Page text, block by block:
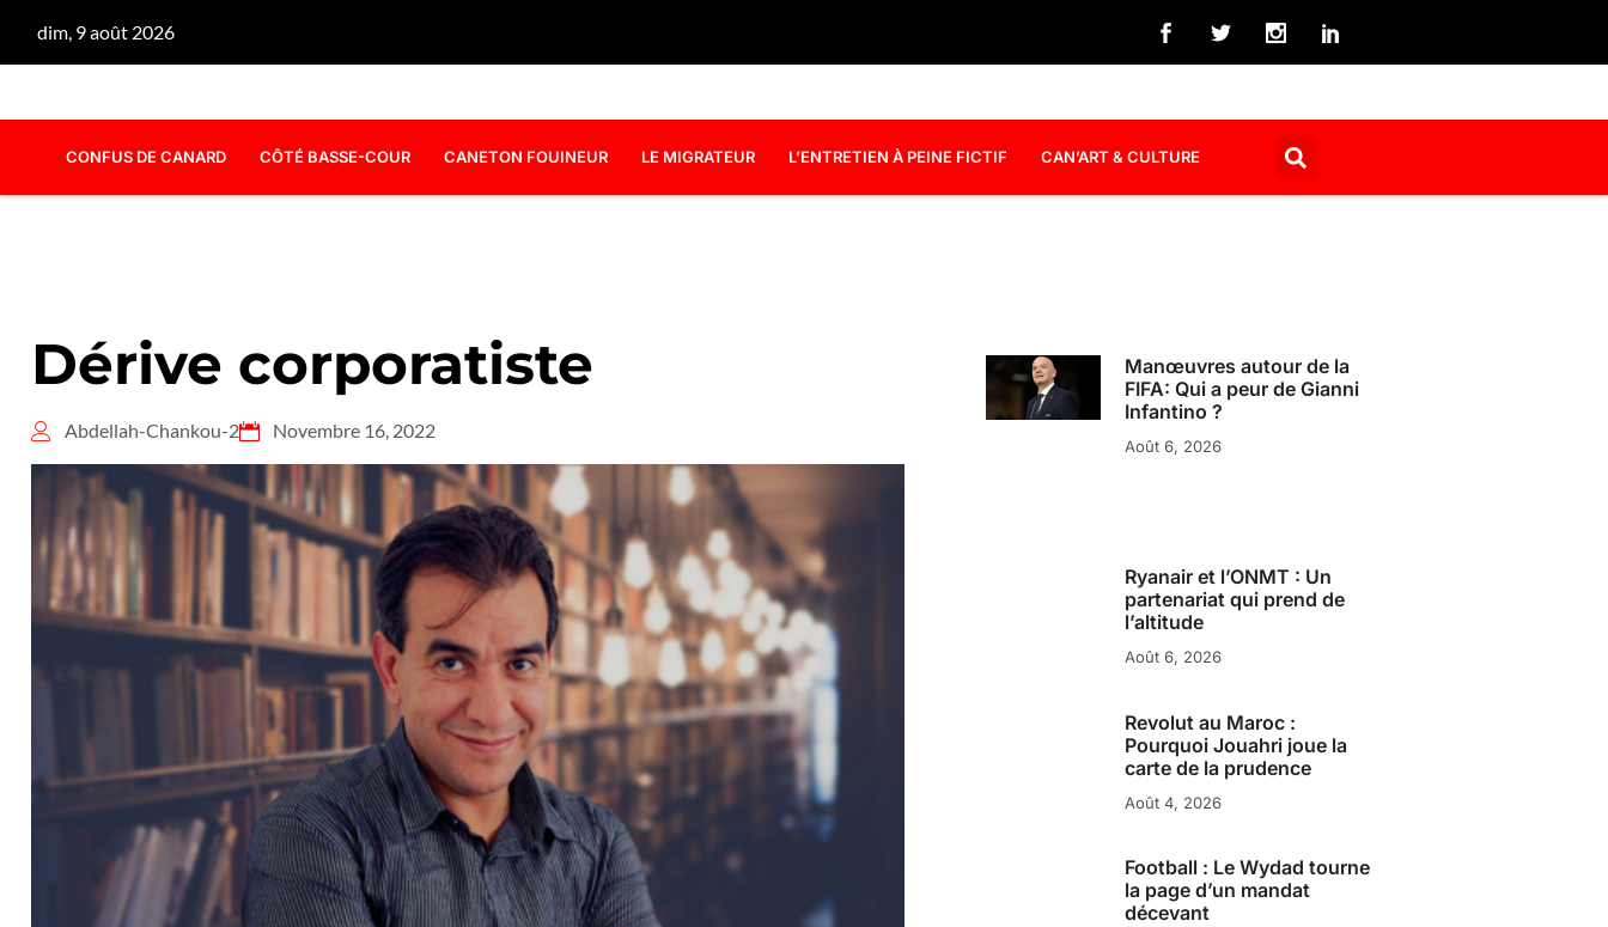
dim, 9 août 2026
CONFUS DE CANARD CÔTÉ BASSE-COUR CANETON FOUINEUR LE MIGRATEUR L’ENTRETIEN À PEINE FICTIF CAN’ART & CULTURE
Dérive corporatiste
Abdellah-Chankou-2 Novembre 16, 2022
Manœuvres autour de la
FIFA: Qui a peur de Gianni
Infantino ?
Août 6, 2026
Ryanair et l’ONMT : Un
partenariat qui prend de
l’altitude
Août 6, 2026
Revolut au Maroc :
Pourquoi Jouahri joue la
carte de la prudence
Août 4, 2026
Football : Le Wydad tourne
la page d’un mandat
décevant